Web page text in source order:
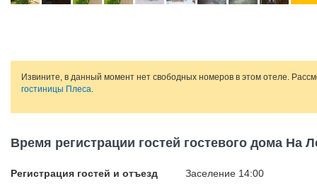
Извините, в данный момент нет свободных номеров в этом отеле.
гостиницы Плеса.
Время регистрации гостей гостевого дома На
Регистрация гостей и отъезд Заселение 14:00